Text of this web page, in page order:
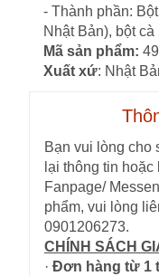
- Thành phần:
Nhật Bản), bột cà
Mã sản phẩm:
Xuất xứ: Nhật
Bạn vui lòng cho
lại thông tin
Fanpage/
phẩm, vui lòng
0901206273.
CHÍNH SÁCH
· Đơn hàng từ 1